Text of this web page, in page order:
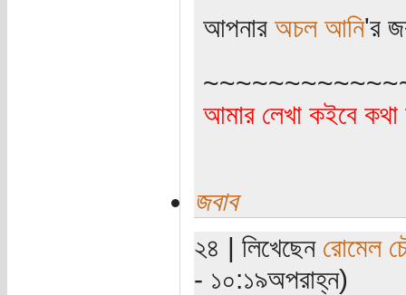
আপনার অচল আনি'র
আমার লেখা কইবে
জবাব
২৪ | লিখেছেন রোমেল
- ১০:১৯অপরাহ্ন)